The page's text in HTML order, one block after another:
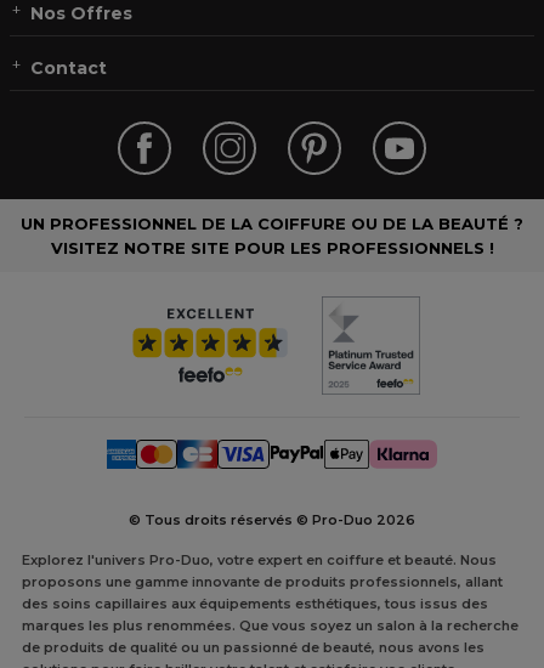
Nos Offres
Contact
UN PROFESSIONNEL DE LA COIFFURE OU DE LA BEAUTÉ ?
VISITEZ NOTRE SITE POUR LES PROFESSIONNELS !
© Tous droits réservés © Pro-Duo 2026
Explorez l'univers Pro-Duo, votre expert en coiffure et beauté. Nous
proposons une gamme innovante de produits professionnels, allant
des soins capillaires aux équipements esthétiques, tous issus des
marques les plus renommées. Que vous soyez un salon à la recherche
de produits de qualité ou un passionné de beauté, nous avons les